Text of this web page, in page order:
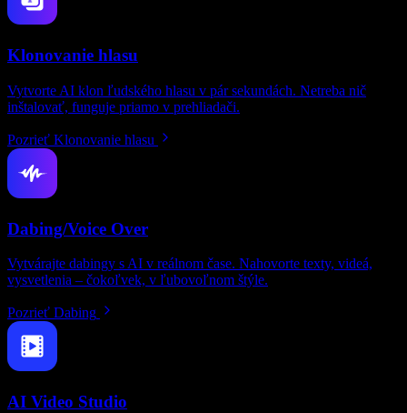
Klonovanie hlasu
Vytvorte AI klon ľudského hlasu v pár sekundách. Netreba nič
inštalovať, funguje priamo v prehliadači.
Pozrieť Klonovanie hlasu
Dabing/Voice Over
Vytvárajte dabingy s AI v reálnom čase. Nahovorte texty, videá,
vysvetlenia – čokoľvek, v ľubovoľnom štýle.
Pozrieť Dabing
AI Video Studio